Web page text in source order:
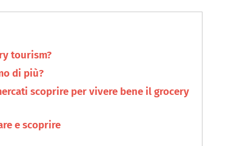
tourism?
di più?
scoprire per vivere bene il grocery
e scoprire